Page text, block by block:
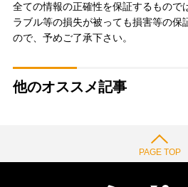
全ての情報の正確性を保証するもので
ラブル等の損失が被っても損害等の保
ので、予めご了承下さい。
他のオススメ記事
PAGE TOP